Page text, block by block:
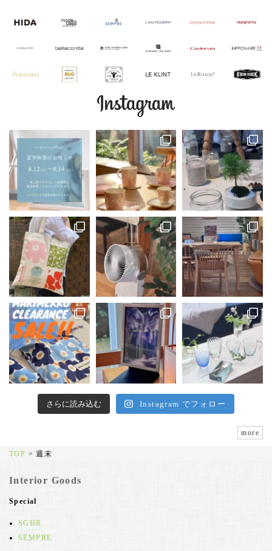
さらに読み込む Instagram でフォロー
more
TOP >週末
Interior Goods
Special
SGHR
SEMPRE